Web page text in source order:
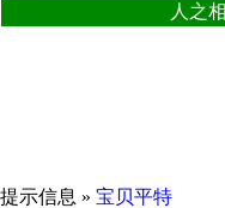
人之
提示信息 » 宝贝平特